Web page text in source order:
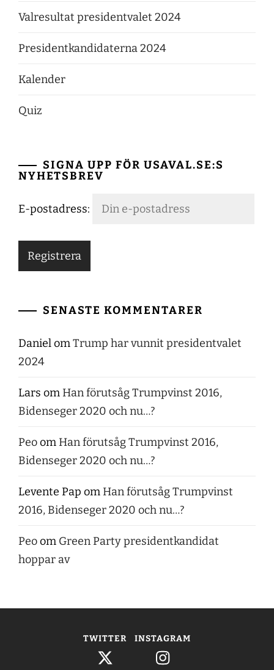
Valresultat presidentvalet 2024
Presidentkandidaterna 2024
Kalender
Quiz
SIGNA UPP FÖR USAVAL.SE:S
NYHETSBREV
E-postadress:
SENASTE KOMMENTARER
DanielomTrump har vunnit presidentvalet
2024
Lars om Han förutsåg Trumpvinst 2016,
Bidenseger 2020 och nu…?
Peoom Han förutsåg Trumpvinst 2016,
Bidenseger 2020 och nu…?
Levente Pap om Han förutsåg Trumpvinst
2016, Bidenseger 2020 och nu…?
Peoom Green Party presidentkandidat
hoppar av
TWITTER INSTAGRAM